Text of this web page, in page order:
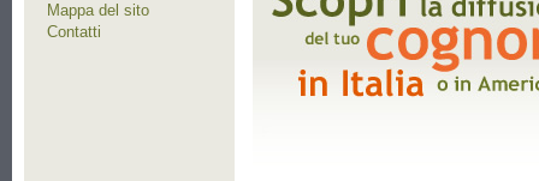
Mappa del sito
Contatti